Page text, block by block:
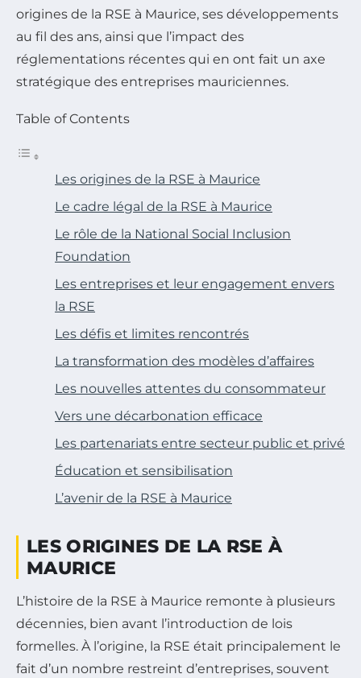
origines de la RSE à Maurice, ses développements
au fil des ans, ainsi que l’impact des
réglementations récentes qui en ont fait un axe
stratégique des entreprises mauriciennes.
Table of Contents
Les origines de la RSE à Maurice
Le cadre légal de la RSE à Maurice
Le rôle de la National Social Inclusion
Foundation
Les entreprises et leur engagement envers
la RSE
Les défis et limites rencontrés
La transformation des modèles d’affaires
Les nouvelles attentes du consommateur
Vers une décarbonation efficace
Les partenariats entre secteur public et privé
Éducation et sensibilisation
L’avenir de la RSE à Maurice
LES ORIGINES DE LA RSE À
MAURICE
L’histoire de la RSE à Maurice remonte à plusieurs
décennies, bien avant l’introduction de lois
formelles. À l’origine, la RSE était principalement le
fait d’un nombre restreint d’entreprises, souvent